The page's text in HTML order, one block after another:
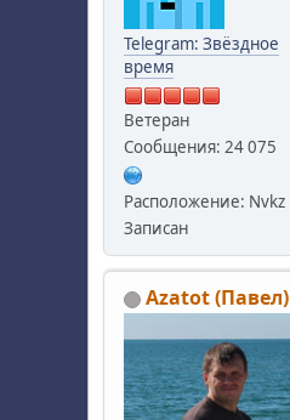
Telegram: Звёздное
время
Ветеран
Сообщения: 24 075
Расположение: Nvkz
Записан
Azatot (Павел)